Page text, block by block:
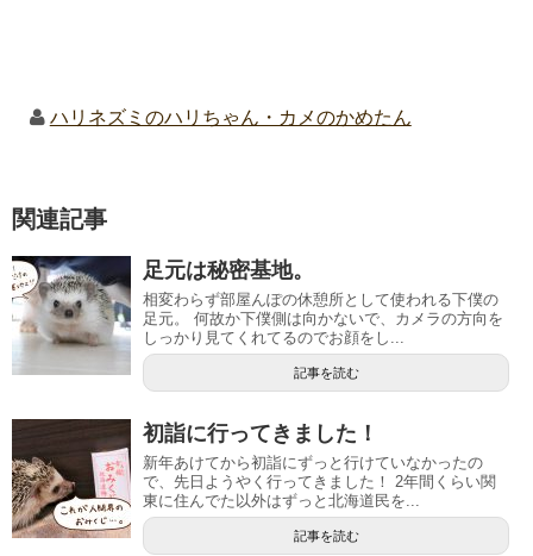
ハリネズミのハリちゃん・カメのかめたん
関連記事
足元は秘密基地。
相変わらず部屋んぽの休憩所として使われる下僕の
足元。 何故か下僕側は向かないで、カメラの方向を
しっかり見てくれてるのでお顔をし...
記事を読む
初詣に行ってきました！
新年あけてから初詣にずっと行けていなかったの
で、先日ようやく行ってきました！ 2年間くらい関
東に住んでた以外はずっと北海道民を...
記事を読む